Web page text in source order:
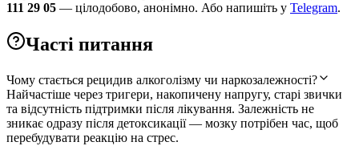
111 29 05 — цілодобово, анонімно. Або напишіть у Telegram.
Часті питання
Чому стається рецидив алкоголізму чи наркозалежності?
Найчастіше через тригери, накопичену напругу, старі звички
та відсутність підтримки після лікування. Залежність не
зникає одразу після детоксикації — мозку потрібен час, щоб
перебудувати реакцію на стрес.